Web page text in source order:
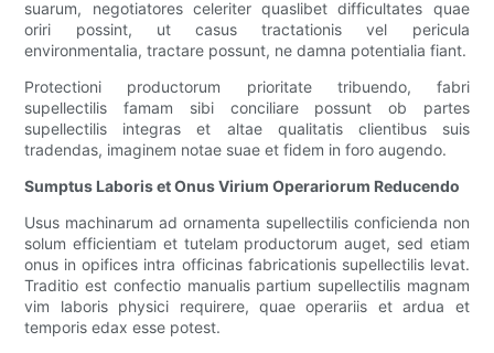
suarum, negotiatores celeriter quaslibet difficultates quae
oriri possint, ut casus tractationis vel pericula
environmentalia, tractare possunt, ne damna potentialia fiant.
Protectioni productorum prioritate tribuendo, fabri
supellectilis famam sibi conciliare possunt ob partes
supellectilis integras et altae qualitatis clientibus suis
tradendas, imaginem notae suae et fidem in foro augendo.
Sumptus Laboris et Onus Virium Operariorum Reducendo
Usus machinarum ad ornamenta supellectilis conficienda non
solum efficientiam et tutelam productorum auget, sed etiam
onus in opifices intra officinas fabricationis supellectilis levat.
Traditio est confectio manualis partium supellectilis magnam
vim laboris physici requirere, quae operariis et ardua et
temporis edax esse potest.